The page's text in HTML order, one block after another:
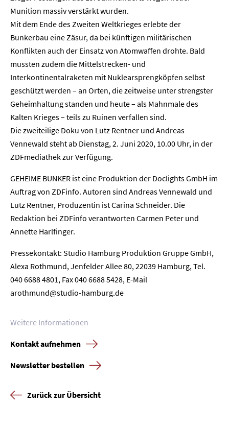
Munition massiv verstärkt wurden.
Mit dem Ende des Zweiten Weltkrieges erlebte der
Bunkerbau eine Zäsur, da bei künftigen militärischen
Konflikten auch der Einsatz von Atomwaffen drohte. Bald
mussten zudem die Mittelstrecken- und
Interkontinentalraketen mit Nuklearsprengköpfen selbst
geschützt werden – an Orten, die zeitweise unter strengster
Geheimhaltung standen und heute – als Mahnmale des
Kalten Krieges – teils zu Ruinen verfallen sind.
Die zweiteilige Doku von Lutz Rentner und Andreas
Vennewald steht ab Dienstag, 2. Juni 2020, 10.00 Uhr, in der
ZDFmediathek zur Verfügung.
GEHEIME BUNKER ist eine Produktion der Doclights GmbH im
Auftrag von ZDFinfo. Autoren sind Andreas Vennewald und
Lutz Rentner, Produzentin ist Carina Schneider. Die
Redaktion bei ZDFinfo verantworten Carmen Peter und
Annette Harlfinger.
Pressekontakt: Studio Hamburg Produktion Gruppe GmbH,
Alexa Rothmund, Jenfelder Allee 80, 22039 Hamburg, Tel.
040 6688 4801, Fax 040 6688 5428, E-Mail
arothmund@studio-hamburg.de
Weitere Informationen
Kontakt aufnehmen
Newsletter bestellen
Zurück zur Übersicht
Home
Unternehmen
Presse
Karriere
Kontakt
Newsletter Datenschutz Impressum